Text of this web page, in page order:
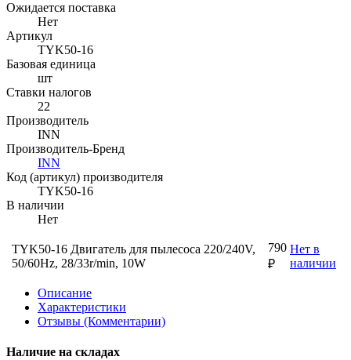
Ожидается поставка
Нет
Артикул
TYK50-16
Базовая единица
шт
Ставки налогов
22
Производитель
INN
Производитель-Бренд
INN
Код (артикул) производителя
TYK50-16
В наличии
Нет
TYK50-16 Двигатель для пылесоса 220/240V,
50/60Hz, 28/33r/min, 10W
790
₽
Нет в
наличии
Описание
Характеристики
Отзывы (Комментарии)
Наличие на складах